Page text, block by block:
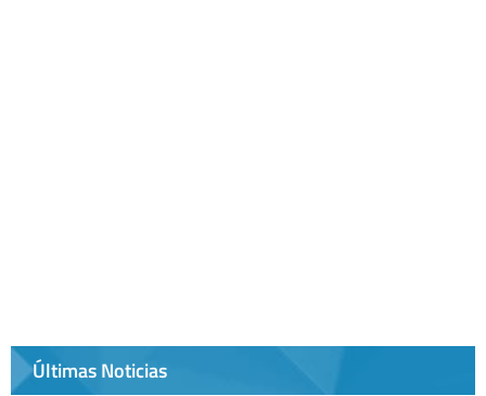
Últimas Noticias